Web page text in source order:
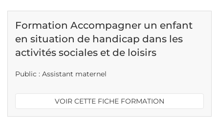
Formation Accompagner un enfant
en situation de handicap dans les
activités sociales et de loisirs
Public : Assistant maternel
VOIR CETTE FICHE FORMATION